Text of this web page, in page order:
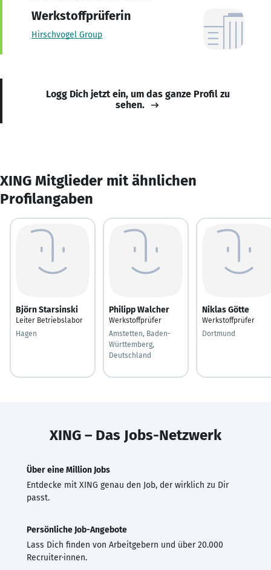
Werkstoffprüferin
Hirschvogel Group
Logg Dich jetzt ein, um das ganze Profil zu
sehen.
XING Mitglieder mit ähnlichen
Profilangaben
Björn Starsinski
Leiter Betriebslabor
Hagen
Philipp Walcher
Werkstoffprüfer
Amstetten, Baden-
Württemberg,
Deutschland
Niklas Götte
Werkstoffprüfer
Dortmund
XING – Das Jobs-Netzwerk
Über eine Million Jobs
Entdecke mit XING genau den Job, der wirklich zu Dir
passt.
Persönliche Job-Angebote
Lass Dich finden von Arbeitgebern und über 20.000
Recruiter·innen.